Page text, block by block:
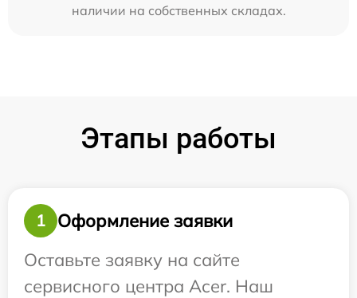
наличии на собственных складах.
Этапы работы
1
Оформление заявки
Оставьте заявку на сайте
сервисного центра Acer. Наш